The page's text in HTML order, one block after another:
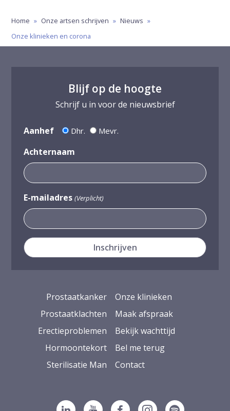
Home » Onze artsen schrijven » Nieuws »
Onze klinieken en corona
Blijf op de hoogte
Schrijf u in voor de nieuwsbrief
Aanhef Dhr. Mevr.
Achternaam
E-mailadres (Verplicht)
Prostaatkanker
Prostaatklachten
Erectieproblemen
Hormoontekort
Sterilisatie Man
Onze klinieken
Maak afspraak
Bekijk wachttijd
Bel me terug
Contact